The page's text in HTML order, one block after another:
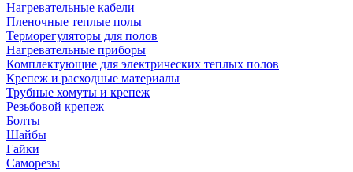
Нагревательные кабели
Пленочные теплые полы
Терморегуляторы для полов
Нагревательные приборы
Комплектующие для электрических теплых полов
Крепеж и расходные материалы
Трубные хомуты и крепеж
Резьбовой крепеж
Болты
Шайбы
Гайки
Саморезы